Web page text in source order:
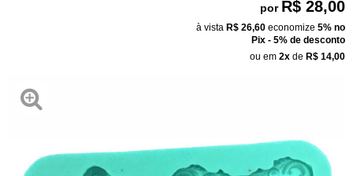
por R$ 28,00
à vista R$ 26,60 economize 5% no
Pix - 5% de desconto
ou em 2x de R$ 14,00